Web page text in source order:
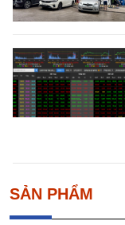
SẢN PHẨM